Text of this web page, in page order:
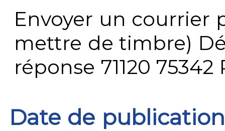
Envoyer un courrier
mettre de timbre)
réponse 71120 75342
Date de publication